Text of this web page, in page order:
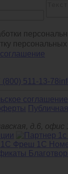
(800) 511-13-78
соглашение
д.6,
1С Фреш 1С